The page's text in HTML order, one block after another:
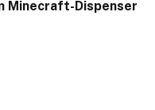
Minecraft-Dispenser